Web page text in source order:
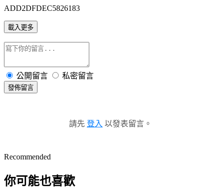
ADD2DFDEC5826183
載入更多
公開留言 私密留言
發佈留言
請先 登入 以發表留言。
Recommended
你可能也喜歡